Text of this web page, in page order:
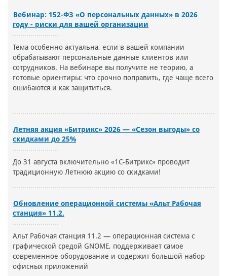
Вебинар: 152-ФЗ «О персональных данных» в 2026
году - риски для вашей организации
Тема особенно актуальна, если в вашей компании
обрабатывают персональные данные клиентов или
сотрудников. На вебинаре вы получите не теорию, а
готовые ориентиры: что срочно поправить, где чаще всего
ошибаются и как защититься.
Летняя акция «Битрикс» 2026 — «Сезон выгоды» со
скидками до 25%
До 31 августа включительно «1С-Битрикс» проводит
традиционную Летнюю акцию со скидками!
Обновление операционной системы «Альт Рабочая
станция» 11.2.
Альт Рабочая станция 11.2 — операционная система с
графической средой GNOME, поддерживает самое
современное оборудование и содержит большой набор
офисных приложений